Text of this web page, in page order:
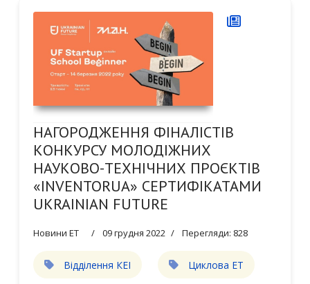
НАГОРОДЖЕННЯ ФІНАЛІСТІВ
КОНКУРСУ МОЛОДІЖНИХ
НАУКОВО-ТЕХНІЧНИХ ПРОЄКТІВ
«INVENTORUA» СЕРТИФІКАТАМИ
UKRAINIAN FUTURE
Новини ЕТ 09 грудня 2022 Перегляди: 828
Відділення КЕІ Циклова ЕТ